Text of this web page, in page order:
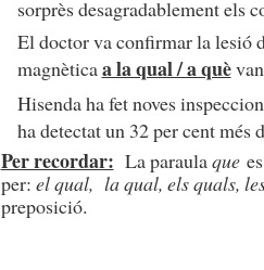
sorprès desagradablement els
El doctor va confirmar la lesió
magnèticaa la qual / a quèvan
Hisenda ha fet noves
ha detectat un 32 per cent més
Per recordar: La paraulaquees
per: el qual, la qual, els quals,
preposició.